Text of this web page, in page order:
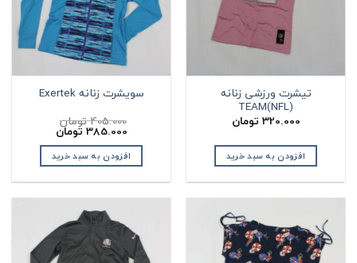
تیشرت ورزشی زنانه
TEAM(NFL)
320.000 تومان
افزودن به سبد خرید
سویشرت زنانه Exertek
405.000تومان
قیمت
اصلی:
405.000 تومان
بود.
385.000 تومان
فعلی:
385.000 تومان.افزودن به سبد خرید